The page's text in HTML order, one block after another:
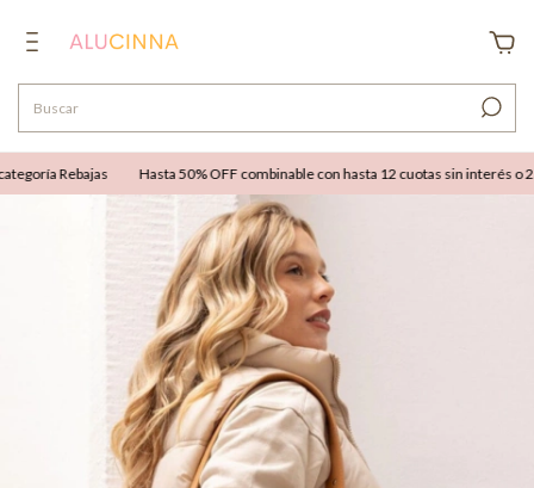
Rebajas Hasta 50% OFF combinable con hasta 12 cuotas sin interés o